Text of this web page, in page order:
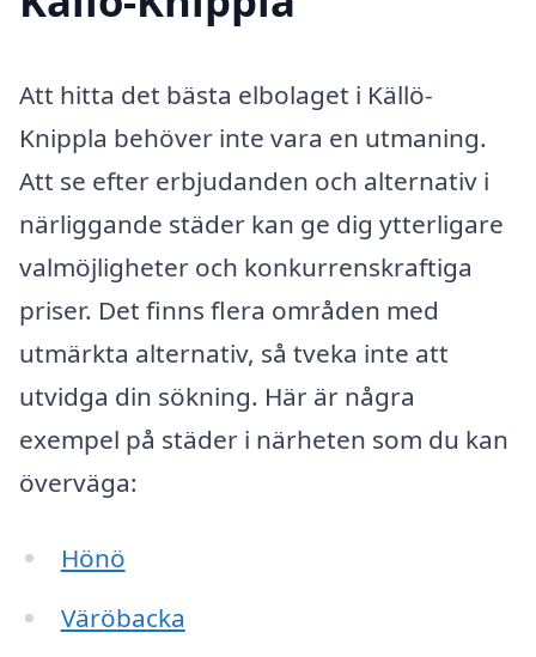
Att hitta det bästa elbolaget i Källö-
Knippla behöver inte vara en utmaning.
Att se efter erbjudanden och alternativ i
närliggande städer kan ge dig ytterligare
valmöjligheter och konkurrenskraftiga
priser. Det finns flera områden med
utmärkta alternativ, så tveka inte att
utvidga din sökning. Här är några
exempel på städer i närheten som du kan
överväga:
Hönö
Väröbacka